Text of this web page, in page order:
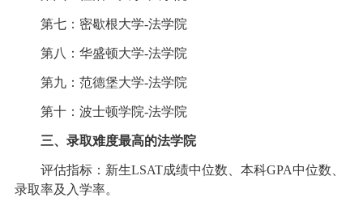
第七：密歇根大学-法学院
第八：华盛顿大学-法学院
第九：范德堡大学-法学院
第十：波士顿学院-法学院
三、录取难度最高的法学院
评估指标：新生LSAT成绩中位数、本科GPA中位数、
录取率及入学率。